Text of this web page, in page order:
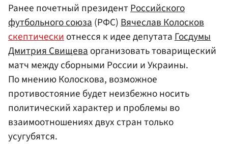
Ранее почетный президентРоссийского
футбольного союза(РФС)Вячеслав Колосков
скептическиотнесся к идее депутатаГосдумы
Дмитрия Свищеваорганизовать товарищеский
матч между сборными России и Украины.
По мнению Колоскова, возможное
противостояние будет неизбежно носить
политический характер и проблемы во
взаимоотношениях двух стран только
усугубятся.